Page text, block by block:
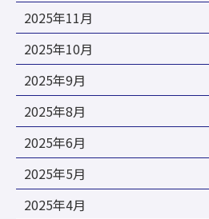
2025年11月
2025年10月
2025年9月
2025年8月
2025年6月
2025年5月
2025年4月